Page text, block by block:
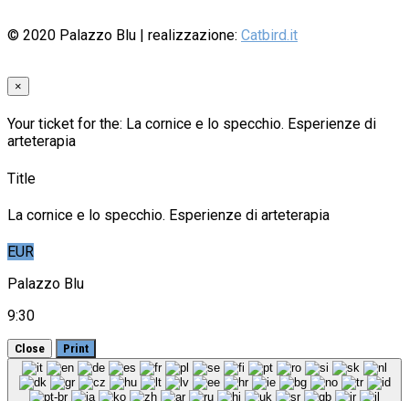
© 2020 Palazzo Blu | realizzazione: Catbird.it
×
Your ticket for the: La cornice e lo specchio. Esperienze di
arteterapia
Title
La cornice e lo specchio. Esperienze di arteterapia
EUR
Palazzo Blu
9:30
Close Print